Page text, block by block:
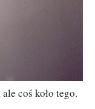
coś koło tego.